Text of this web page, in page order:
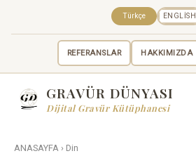
REFERANSLAR HAKKIMIZDA
Türkçe ENGLISH
GRAVÜR DÜNYASI
Dijital Gravür Kütüphanesi
ANASAYFA › Din